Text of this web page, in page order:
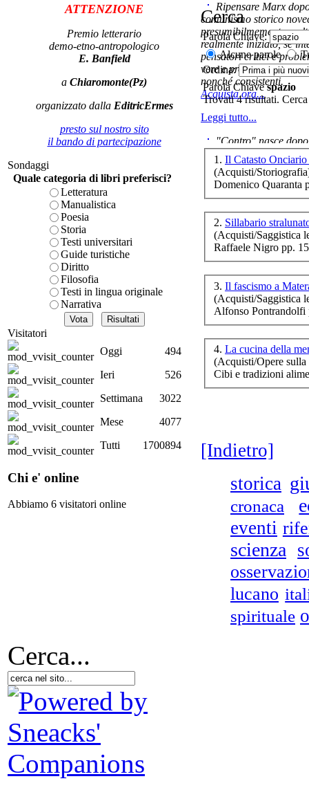
per
ATTENZIONE
Premio letterario
demo-etno-antropologico
E. Banfield
a Chiaromonte(Pz)
organizzato dalla EditricErmes
presto sul nostro sito
il bando di partecipazione
Sondaggi
Quale categoria di libri preferisci?
Letteratura
Manualistica
Poesia
Storia
Testi universitari
Guide turistiche
Diritto
Filosofia
Testi in lingua originale
Narrativa
Visitatori
Oggi
494
Ieri
526
Settimana
3022
Mese
4077
Tutti
1700894
Chi e' online
Abbiamo 6 visitatori online
Ripensare Marx
comunismo storico
presumibilmemente
realmente iniziato, se
pensatori critici e
vere e proprie correnti
nonché consistenti.
Acquista ora...
Leggi tutto...
"Contro" nasce
cominciato con la
ripensaremarx. i saggi
questa collaborazione
è teorica, sempre però
presente fase.
Acquista ora...
A feed could not be
http://www.lastampa.it/
Cerca
Parola Chiave:
Alcune parole
Ordina:
Parola Chiavespazio
Trovati 4 risultati.
1. Il Catasto
(Acquisti/
Domenico Quaranta
2. Sillabario
(Acquisti/Saggistica
Raffaele Nigro pp.
3. Il fascismo a
(Acquisti/Saggistica
Alfonso Pontrandolfi
4. La cucina della
(Acquisti/Opere sulla
Cibi e tradizioni
[Indietro]
storica
cronaca
eventi
scienza
lucano
spirituale
Cerca...